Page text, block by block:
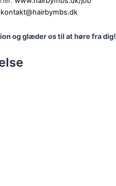
kontakt@hairbymbs.dk
og glæder os til at høre fra dig!